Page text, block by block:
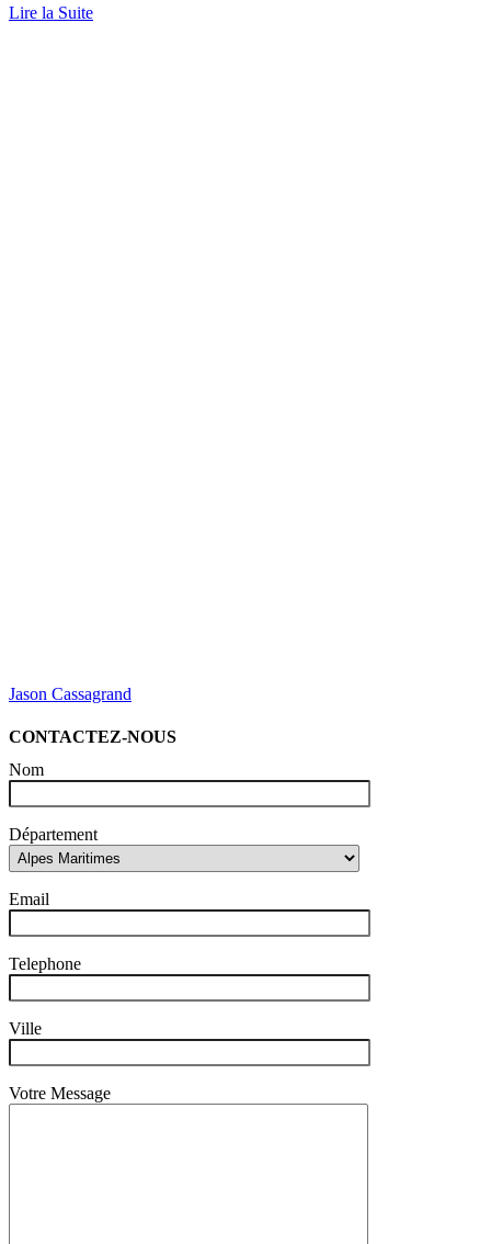
Lire la Suite
Jason Cassagrand
CONTACTEZ-NOUS
Nom
Département
Email
Telephone
Ville
Votre Message